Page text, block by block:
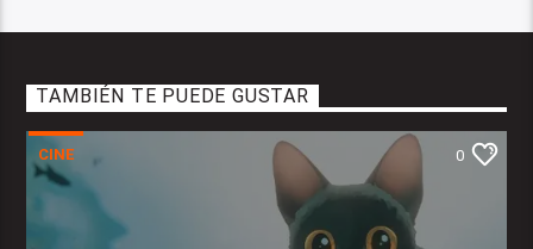
TAMBIÉN TE PUEDE GUSTAR
CINE 0